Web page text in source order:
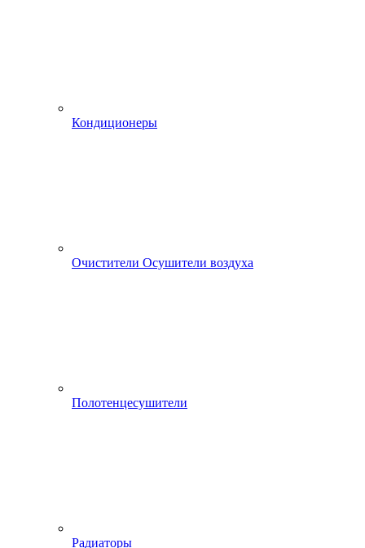
Кондиционеры
Очистители Осушители воздуха
Полотенцесушители
Радиаторы